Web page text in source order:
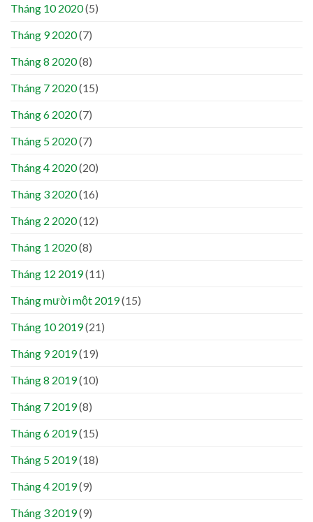
Tháng 10 2020(5)
Tháng 9 2020(7)
Tháng 8 2020(8)
Tháng 7 2020(15)
Tháng 6 2020(7)
Tháng 5 2020(7)
Tháng 4 2020(20)
Tháng 3 2020(16)
Tháng 2 2020(12)
Tháng 1 2020(8)
Tháng 12 2019(11)
Tháng mười một 2019(15)
Tháng 10 2019(21)
Tháng 9 2019(19)
Tháng 8 2019(10)
Tháng 7 2019(8)
Tháng 6 2019(15)
Tháng 5 2019(18)
Tháng 4 2019(9)
Tháng 3 2019(9)